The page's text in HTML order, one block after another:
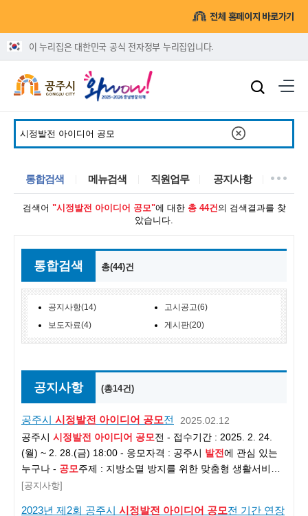
전체 홈페이지 바로가기
이 누리집은 대한민국 공식 전자정부 누리집입니다.